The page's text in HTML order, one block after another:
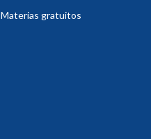
Materias gratuitos